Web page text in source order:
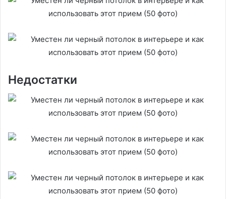
Недостатки